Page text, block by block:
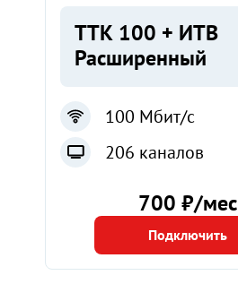
ТТК 100 + ИТВ
Расширенный
100 Мбит/с
206 каналов
700 ₽/мес
Подключить